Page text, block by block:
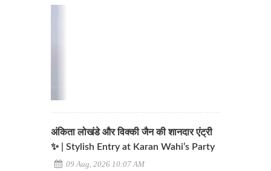
अंकिता लोखंडे और विक्की जैन की शानदार एंट्री
✨ | Stylish Entry at Karan Wahi’s Party
09 Aug, 2026 10:07 AM